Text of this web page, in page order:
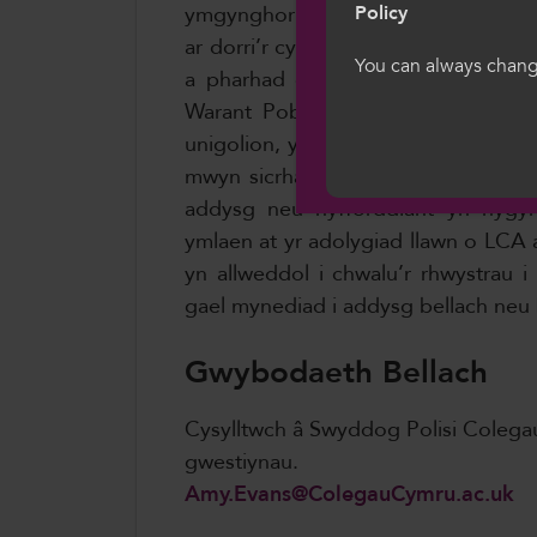
ymgynghori. Rydym yn falch o’r
ar dorri’r cylch tlodi ar gyfer plant a
a pharhad darpariaeth Dysgu
Warant Pobl Ifanc – sy’n cael ei
unigolion, yn enwedig pobl ifanc.
mwyn sicrhau nad oes unrhyw
addysg neu hyfforddiant yn
ymlaen at yr adolygiad llawn o LCA
yn allweddol i chwalu’r rhwystrau
gael mynediad i addysg bellach
Gwybodaeth Bellach
Cysylltwch â Swyddog Polisi
gwestiynau.
Amy.Evans@ColegauCymru.ac.uk
Dewiswch eich
gwcis.
Policy
You can always